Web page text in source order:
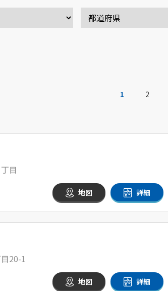
1 2
目
地図 詳細
20-1
地図 詳細